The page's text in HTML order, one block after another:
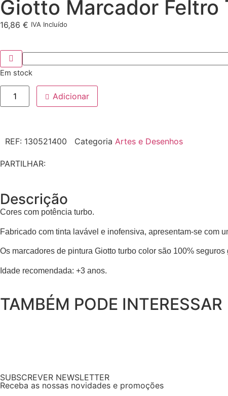
Giotto Marcador Feltro
16,86 € IVA Incluído
Em stock
Adicionar
REF: 130521400 Categoria Artes e Desenhos
PARTILHAR:
Descrição
Cores com potência turbo.
Fabricado com tinta lavável e inofensiva, apresentam-se com
Os marcadores de pintura Giotto turbo color são 100%
Idade recomendada: +3 anos.
TAMBÉM PODE INTERESSAR
SUBSCREVER NEWSLETTER
Receba as nossas novidades e promoções